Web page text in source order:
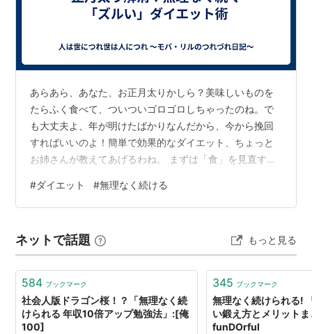
あらあら、あなた、お正月太りかしら？美味しいものを
たらふく食べて、ついついゴロゴロしちゃったのね。で
も大丈夫よ、年が明けたばかりなんだから、今から挽回
すればいいのよ！簡単で効果的なダイエット、ちょっと
お姉さんが教えてあげるわね。 まずは「食」を見直すこ
なことはしなくていいのよ。そんなことしたら、ストレ
スで余計に食べちゃうのがオチよ。まずは、何をどう食
うね。 白いものはちょっとお休み！茶色いものにチェン
ジよ ご飯、パン、麺類…美味しいけど、これらは糖質が
多いのよね。これをね、一気にやめるんじゃな…
#ダイエット #無理なく続ける
ネットで話題 もっと見る
584 ブックマーク
社会人版ドラゴン桜！？「無理なく続
けられる 年収10倍アップ勉強法」:[俺
100]
345 ブックマーク
無理なく続けられる!
い鍛え方とメリット
funDOrful